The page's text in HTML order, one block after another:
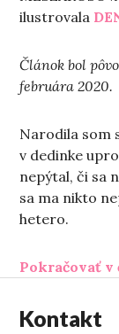
ilustrovala
Článok bol
februára 2020.
Narodila som
v dedinke
nepýtal, či sa
sa ma nikto
hetero.
Pokračovať v
Kontakt